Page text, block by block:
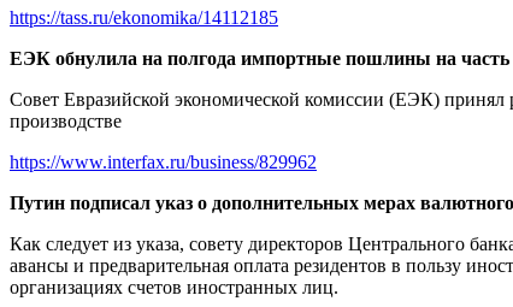
https://tass.ru/ekonomika/14112185
ЕЭК обнулила на полгода импортные пошлины на часть
Совет Евразийской экономической комиссии (ЕЭК)
производстве
https://www.interfax.ru/business/829962
Путин подписал указ о дополнительных мерах
Как следует из указа, совету директоров Центрального
авансы и предварительная оплата резидентов в пользу
организациях счетов иностранных лиц.